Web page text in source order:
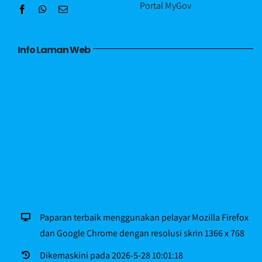
Portal MyGov
Info Laman Web
Paparan terbaik menggunakan pelayar Mozilla Firefox
dan Google Chrome dengan resolusi skrin 1366 x 768
Dikemaskini pada 2026-5-28 10:01:18